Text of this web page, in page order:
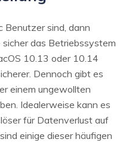
Benutzer sind, dann
das Betriebssystem
10.13 oder 10.14
Dennoch gibt es
einem ungewollten
Idealerweise kann es
für Datenverlust auf
einige dieser häufigen